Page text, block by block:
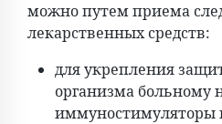
можно путем приема
лекарственных средств:
для укрепления
организма больному
иммуностимуляторы